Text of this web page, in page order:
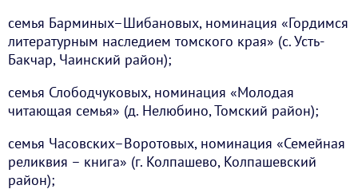
семья Барминых–Шибановых, номинация «Гордимся
литературным наследием томского края» (с. Усть-
Бакчар, Чаинский район);
семья Слободчуковых, номинация «Молодая
читающая семья» (д. Нелюбино, Томский район);
семья Часовских–Воротовых, номинация «Семейная
реликвия – книга» (г. Колпашево, Колпашевский
район);